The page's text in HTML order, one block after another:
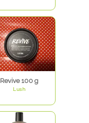
Revive 100 g
Lush